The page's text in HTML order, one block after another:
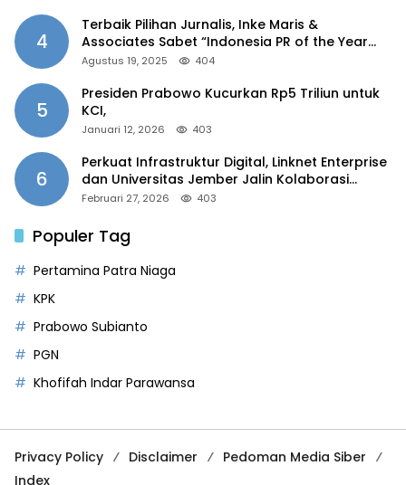
4
Terbaik Pilihan Jurnalis, Inke Maris &
Associates Sabet “Indonesia PR of the Year
2025”
Agustus 19, 2025 404
5
Presiden Prabowo Kucurkan Rp5 Triliun untuk
KCI,
Januari 12, 2026 403
6
Perkuat Infrastruktur Digital, Linknet Enterprise
dan Universitas Jember Jalin Kolaborasi
Smart Campus Berbasis AI
Februari 27, 2026 403
Populer Tag
Pertamina Patra Niaga
KPK
Prabowo Subianto
PGN
Khofifah Indar Parawansa
Privacy Policy Disclaimer
Pedoman Media Siber
Index